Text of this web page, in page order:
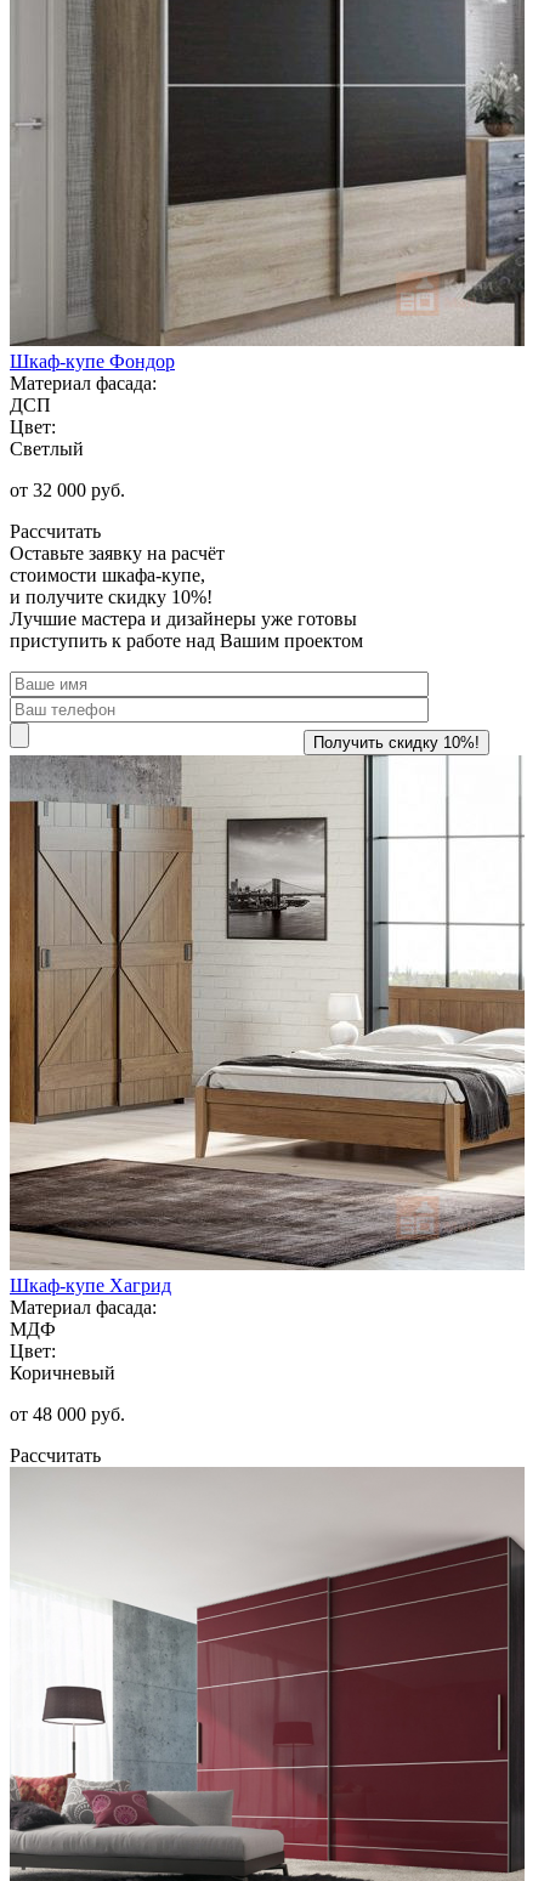
Шкаф-купе Фондор
Материал фасада:
ДСП
Цвет:
Светлый
от 32 000 руб.
Рассчитать
Оставьте заявку на расчёт
стоимости шкафа-купе,
и получите скидку 10%!
Лучшие мастера и дизайнеры уже готовы
приступить к работе над Вашим проектом
Шкаф-купе Хагрид
Материал фасада:
МДФ
Цвет:
Коричневый
от 48 000 руб.
Рассчитать